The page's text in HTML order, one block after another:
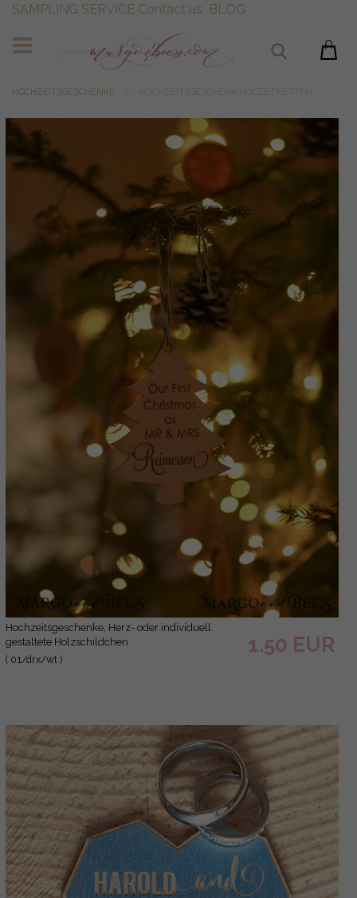
SAMPLING SERVICE Contact us BLOG
HOCHZEITSGESCHENKE
Hochzeitsgeschenke, Herz- oder individuell
gestaltete Holzschildchen
( 01/drx/wt )
1.50 EUR